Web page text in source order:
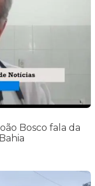
Bosco fala da